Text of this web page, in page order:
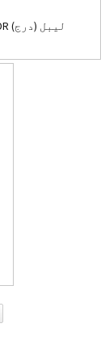
LB011 DR لیبل (درج)